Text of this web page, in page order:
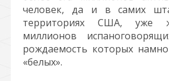
человек, да и в самих
территориях США, уже
миллионов
рождаемость которых
«белых».